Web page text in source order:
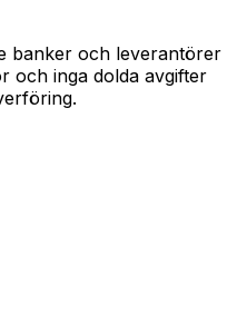
banker och leverantörer
och inga dolda avgifter